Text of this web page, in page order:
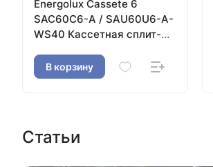
Energolux Cassete 6
SAC60C6-A / SAU60U6-A-
WS40 Кассетная сплит-
В корзину
Статьи